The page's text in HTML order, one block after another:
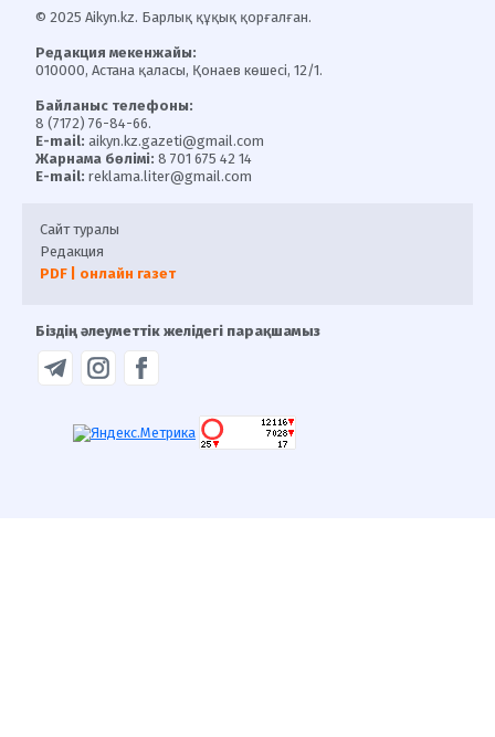
© 2025 Aikyn.kz. Барлық құқық қорғалған.
Редакция мекенжайы:
010000, Астана қаласы, Қонаев көшесі, 12/1.
Байланыс телефоны:
8 (7172) 76-84-66.
E-mail: aikyn.kz.gazeti@gmail.com
Жарнама бөлімі: 8 701 675 42 14
E-mail: reklama.liter@gmail.com
Сайт туралы
Редакция
PDF | онлайн газет
Біздің әлеуметтік желідегі парақшамыз